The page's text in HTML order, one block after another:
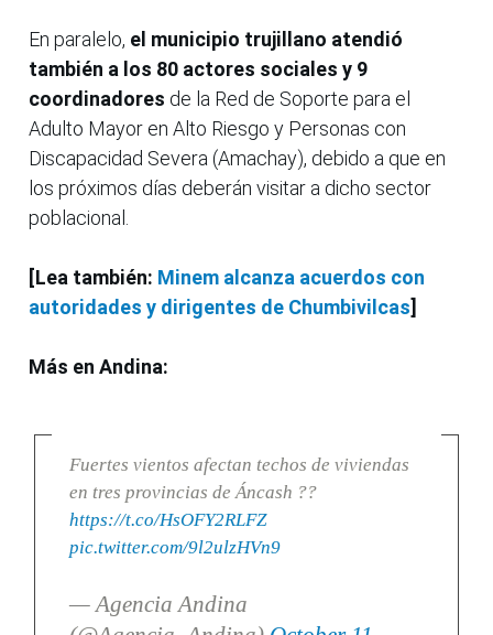
En paralelo, el municipio trujillano atendió
también a los 80 actores sociales y 9
coordinadores de la Red de Soporte para el
Adulto Mayor en Alto Riesgo y Personas con
Discapacidad Severa (Amachay), debido a que en
los próximos días deberán visitar a dicho sector
poblacional.
[Lea también: Minem alcanza acuerdos con
autoridades y dirigentes de Chumbivilcas]
Más en Andina:
Fuertes vientos afectan techos de viviendas
en tres provincias de Áncash ??
https://t.co/HsOFY2RLFZ
pic.twitter.com/9l2ulzHVn9
— Agencia Andina